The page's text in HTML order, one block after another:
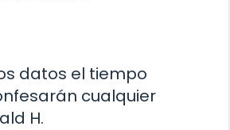
datos el tiempo
cualquier
H.